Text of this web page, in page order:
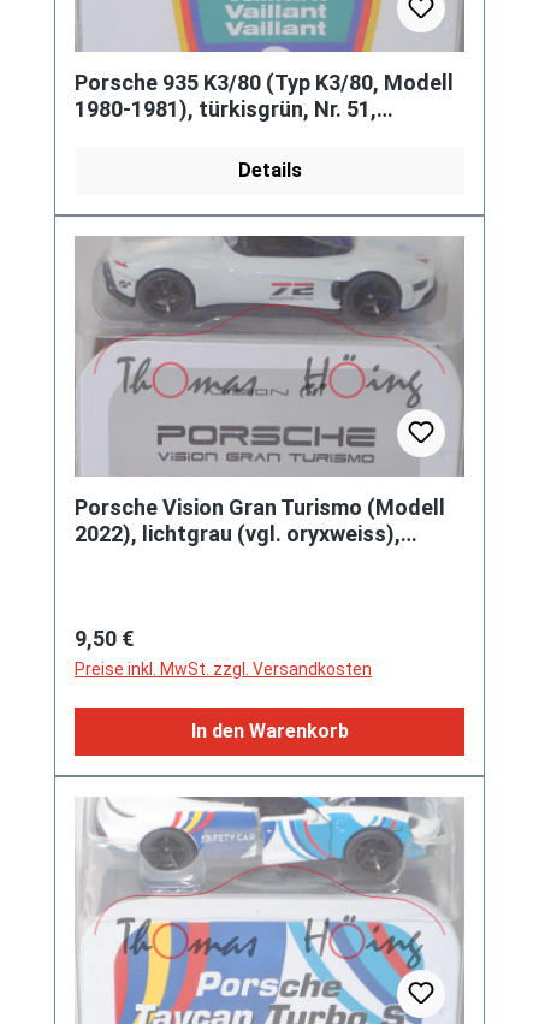
Porsche 935 K3/80 (Typ K3/80, Modell
1980-1981), türkisgrün, Nr. 51,
Details
Porsche Vision Gran Turismo (Modell
2022), lichtgrau (vgl. oryxweiss),
Regulärer Preis:
9,50 €
Preise inkl. MwSt. zzgl. Versandkosten
In den Warenkorb